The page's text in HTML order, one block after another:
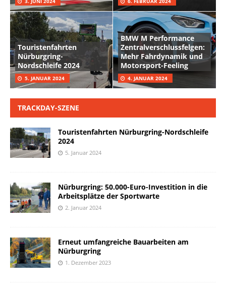
Touristenfahrten
Nürburgring-
Nordschleife 2024
5. JANUAR 2024
BMW M Performance
Zentralverschlussfelgen:
Mehr Fahrdynamik und
Motorsport-Feeling
4. JANUAR 2024
TRACKDAY-SZENE
Touristenfahrten Nürburgring-Nordschleife
2024
5. Januar 2024
Nürburgring: 50.000-Euro-Investition in die
Arbeitsplätze der Sportwarte
2. Januar 2024
Erneut umfangreiche Bauarbeiten am
Nürburgring
1. Dezember 2023